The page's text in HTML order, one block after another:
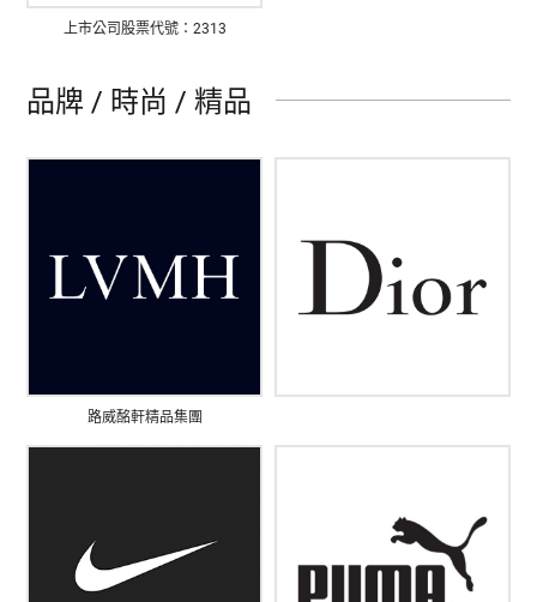
上市公司股票代號：2313
品牌 / 時尚 / 精品
路威酩軒精品集團